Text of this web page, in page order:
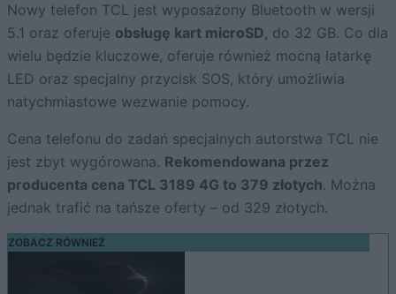
Nowy telefon TCL jest wyposażony Bluetooth w wersji
5.1 oraz oferuje obsługę kart microSD, do 32 GB. Co dla
wielu będzie kluczowe, oferuje również mocną latarkę
LED oraz specjalny przycisk SOS, który umożliwia
natychmiastowe wezwanie pomocy.
Cena telefonu do zadań specjalnych autorstwa TCL nie
jest zbyt wygórowana. Rekomendowana przez
producenta cena TCL 3189 4G to 379 złotych. Można
jednak trafić na tańsze oferty – od 329 złotych.
ZOBACZ RÓWNIEŻ